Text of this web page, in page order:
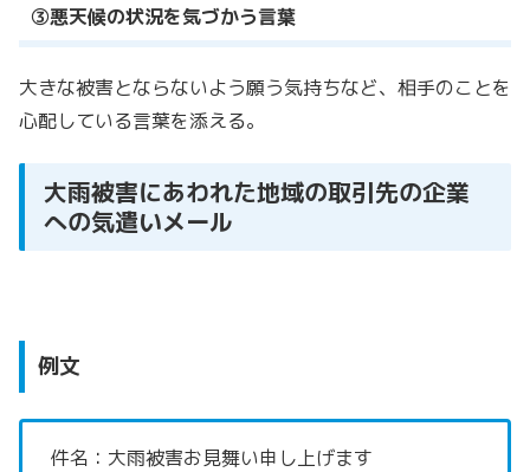
③悪天候の状況を気づかう言葉
大きな被害とならないよう願う気持ちなど、相手のことを
心配している言葉を添える。
大雨被害にあわれた地域の取引先の企業
への気遣いメール
例文
件名：大雨被害お見舞い申し上げます